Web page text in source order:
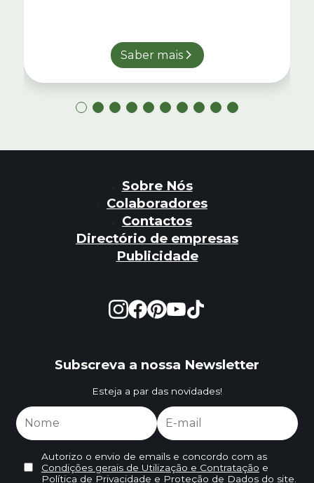
Saber mais
Sobre Nós
Colaboradores
Contactos
Directório de empresas
Publicidade
Subscreva a nossa Newsletter
Esteja a par das novidades!
Autorizo o envio de emails e concordo com as
Condições gerais de Utilização e Contratação e
Política de Privacidade e Proteção de Dadosdo site.